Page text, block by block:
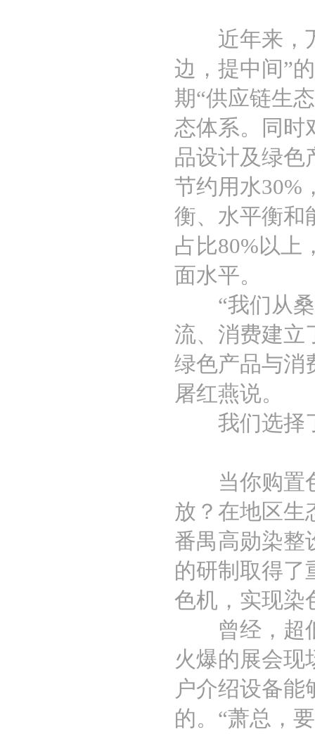
近年来，万
边，提中间”
期“供应链生
态体系。同时
品设计及绿色
节约用水30%
衡、水平衡和
占比80%以上
面水平。
“我们从桑
流、消费建立
绿色产品与消
屠红燕说。
我们选择了
当你购置色
放？在地区生
番禺高勋染整
的研制取得了
色机，实现染
曾经，超低
火爆的展会现
户介绍设备
的。“萧总，